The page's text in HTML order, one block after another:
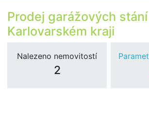
Prodej garážových
Karlovarském kraji
Nalezeno nemovitostí
2